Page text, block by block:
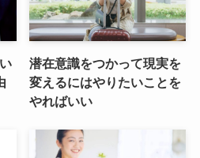
潜在意識をつかって現実を
変えるにはやりたいことを
やればいい